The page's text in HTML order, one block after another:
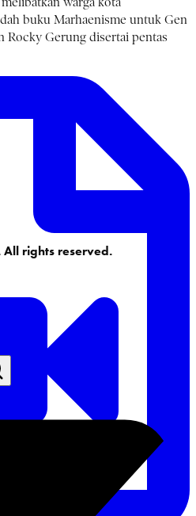
buku Marhaenisme untuk Gen
Rocky Gerung disertai pentas
rights reserved.